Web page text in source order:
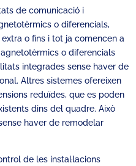
de comunicació i
o diferencials,
o fins i tot ja comencen a
o diferencials
integrades sense haver de
Altres sistemes ofereixen
reduïdes, que es poden
dins del quadre. Això
haver de remodelar
de les instal·lacions